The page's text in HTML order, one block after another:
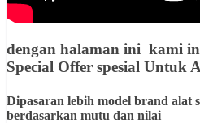
dengan halaman ini kami
Special Offer spesial Untuk
Dipasaran lebih model brand alat
berdasarkan mutu dan nilai